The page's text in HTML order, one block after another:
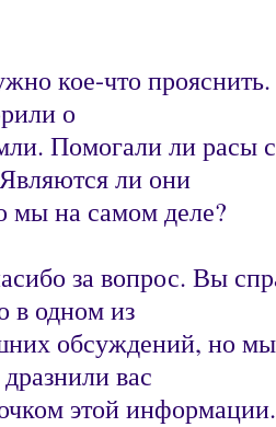
кое-что прояснить.
о
Помогали ли расы
ли они
мы на самом деле?
за вопрос. Вы
в одном из
обсуждений, но
вас
этой информации.